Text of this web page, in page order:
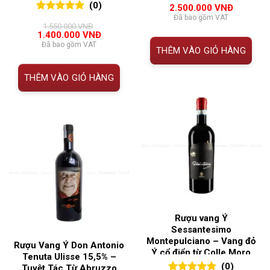
đánh giá
2.500.000 VNĐ
Đã bao gồm VAT
THÊM VÀO GIỎ HÀNG
đánh giá
(0)
1.550.000VNĐ
Giá
gốc
1.550.000 VNĐ.
1.400.000 VNĐGiá
là:
1.400.000 VNĐ.
Đã bao gồm VAT
THÊM VÀO GIỎ HÀNG
Rượu vang Ý
Sessantesimo
Montepulciano – Vang đỏ
Ý cổ điển từ Colle Moro
(0)
Rượu Vang Ý Don Antonio
Tenuta Ulisse 15,5% –